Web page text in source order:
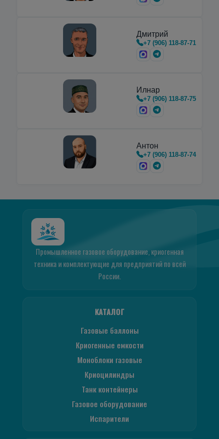
Дмитрий
+7 (906) 118-87-71
Илнар
+7 (906) 118-87-75
Антон
+7 (906) 118-87-74
Промышленное газовое оборудование, криогенная
техника и комплектующие для предприятий по всей
России.
КАТАЛОГ
Газовые баллоны
Криогенные емкости
Моноблоки газовые
Криоцилиндры
Танк контейнеры
Газовое оборудование
Испарители